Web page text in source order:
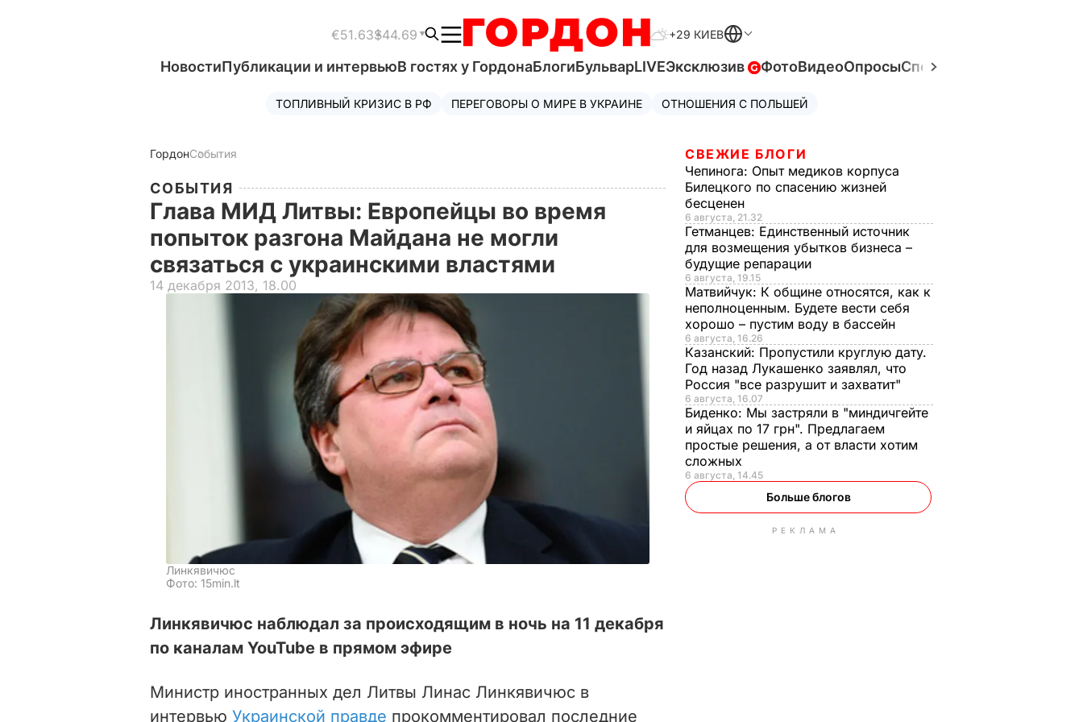
€51.63$44.69 +29 КИЕВ
НовостиПубликации и интервьюВ гостях у ГордонаБлогиБульварLIVEЭксклюзив ФотоВидеоОпросыСпецпроекты
ТОПЛИВНЫЙ КРИЗИС В РФ ПЕРЕГОВОРЫ О МИРЕ В УКРАИНЕ ОТНОШЕНИЯ С ПОЛЬШЕЙ
ГордонСобытия
СОБЫТИЯ
Глава МИД Литвы: Европейцы во время
попыток разгона Майдана не могли
связаться с украинскими властями
14 декабря 2013, 18.00
Линкявичюс
Фото: 15min.lt
Линкявичюс наблюдал за происходящим в ночь на 11 декабря
по каналам YouTube в прямом эфире
Министр иностранных дел Литвы Линас Линкявичюс в
интервью Украинской правде прокомментировал последние
СВЕЖИЕ БЛОГИ
Чепинога: Опыт медиков корпуса
Билецкого по спасению жизней
бесценен
6 августа, 21.32
Гетманцев: Единственный источник
для возмещения убытков бизнеса –
будущие репарации
6 августа, 19.15
Матвийчук: К общине относятся, как к
неполноценным. Будете вести себя
хорошо – пустим воду в бассейн
6 августа, 16.26
Казанский: Пропустили круглую дату.
Год назад Лукашенко заявлял, что
Россия "все разрушит и захватит"
6 августа, 16.07
Биденко: Мы застряли в "миндичгейте
и яйцах по 17 грн". Предлагаем
простые решения, а от власти хотим
сложных
6 августа, 14.45
Больше блогов
РЕКЛАМА